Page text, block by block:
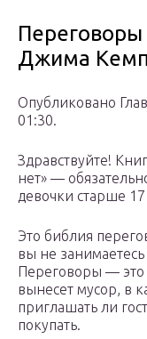
Джима
Опубликовано
01:30.
Здравствуйте!
нет» —
девочки старше 17
Это библия
вы не
Переговоры — это
вынесет мусор, в
приглашать ли
покупать.